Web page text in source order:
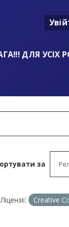
ДЛЯ УСІХ
за
Ліцензії:
Creative